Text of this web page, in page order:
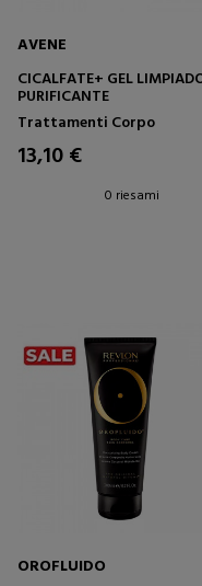
AVENE
CICALFATE+ GEL
PURIFICANTE
Trattamenti Corpo
13,10 €
0 riesami
OROFLUIDO